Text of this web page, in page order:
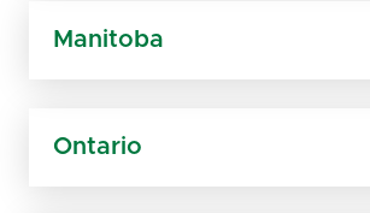
Manitoba
Ontario